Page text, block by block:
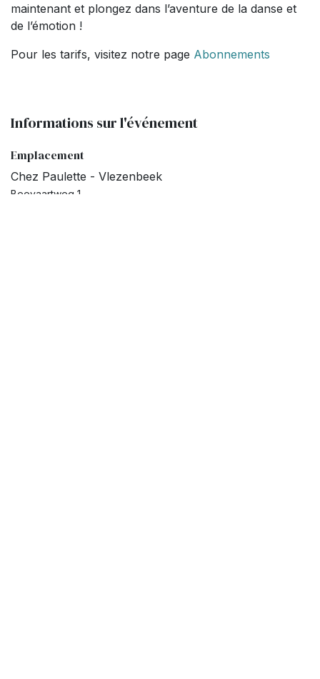
maintenant et plongez dans l’aventure de la danse et
de l’émotion !
Pour les tarifs, visitez notre page Abonnements
Informations sur l'événement
Emplacement
Chez Paulette - Vlezenbeek
Beevaartweg 1